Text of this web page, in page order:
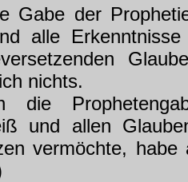
Gabe der
alle
nichts.
die
und allen
vermöchte,